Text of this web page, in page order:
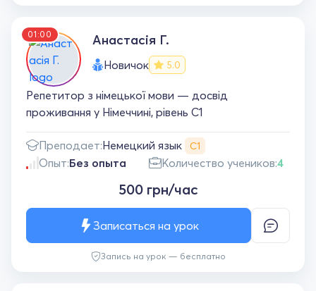
01:00 Анастасія Г.
Новичок 5.0
Репетитор з німецької мови — досвід
проживання у Німеччині, рівень C1
Преподает:Немецкий язык С1
Опыт:Без опыта Количество учеников:4
500 грн/час
Запись на урок — бесплатно
Записаться на урок